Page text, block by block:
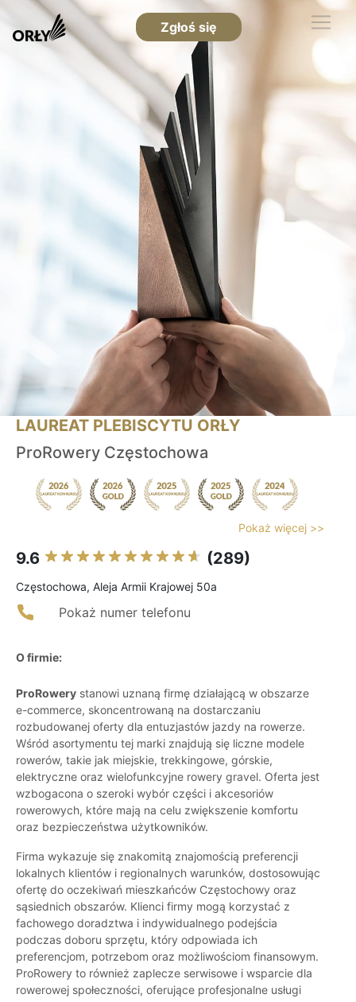
Zgłoś się
LAUREAT PLEBISCYTU ORŁY
ProRowery Częstochowa
Pokaż więcej >>
9.6 (289)
Częstochowa, Aleja Armii Krajowej 50a
Pokaż numer telefonu
O firmie:
ProRowery stanowi uznaną firmę działającą w obszarze
e-commerce, skoncentrowaną na dostarczaniu
rozbudowanej oferty dla entuzjastów jazdy na rowerze.
Wśród asortymentu tej marki znajdują się liczne modele
rowerów, takie jak miejskie, trekkingowe, górskie,
elektryczne oraz wielofunkcyjne rowery gravel. Oferta jest
wzbogacona o szeroki wybór części i akcesoriów
rowerowych, które mają na celu zwiększenie komfortu
oraz bezpieczeństwa użytkowników.
Firma wykazuje się znakomitą znajomością preferencji
lokalnych klientów i regionalnych warunków, dostosowując
ofertę do oczekiwań mieszkańców Częstochowy oraz
sąsiednich obszarów. Klienci firmy mogą korzystać z
fachowego doradztwa i indywidualnego podejścia
podczas doboru sprzętu, który odpowiada ich
preferencjom, potrzebom oraz możliwościom finansowym.
ProRowery to również zaplecze serwisowe i wsparcie dla
rowerowej społeczności, oferujące profesjonalne usługi